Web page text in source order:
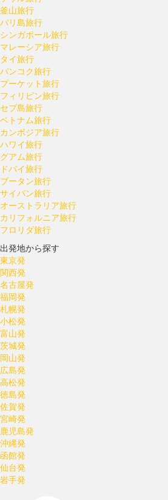
釜山旅行
バリ島旅行
シンガポール旅行
マレーシア旅行
タイ旅行
バンコク旅行
プーケット旅行
フィリピン旅行
セブ島旅行
ベトナム旅行
カンボジア旅行
ハワイ旅行
グアム旅行
ドバイ旅行
ブータン旅行
サイパン旅行
オーストラリア旅行
カリフォルニア旅行
フロリダ旅行
出発地から探す
東京発
関西発
名古屋発
福岡発
札幌発
小松発
富山発
茨城発
岡山発
広島発
高松発
徳島発
佐賀発
宮崎発
鹿児島発
沖縄発
函館発
仙台発
岩手発